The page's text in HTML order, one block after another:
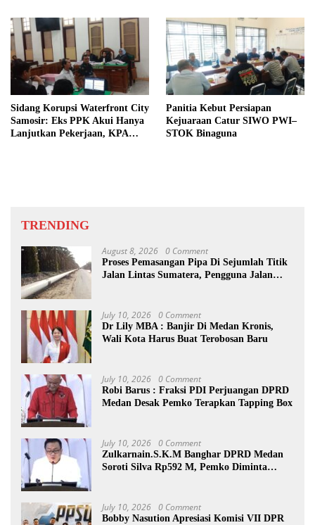
Sidang Korupsi Waterfront City
Samosir: Eks PPK Akui Hanya
Lanjutkan Pekerjaan, KPA
Panitia Kebut Persiapan
Kejuaraan Catur SIWO PWI–
STOK Binaguna
TRENDING
August 8, 2026 0 Comment
Proses Pemasangan Pipa Di Sejumlah Titik
Jalan Lintas Sumatera, Pengguna Jalan
July 10, 2026 0 Comment
Dr Lily MBA : Banjir Di Medan Kronis,
Wali Kota Harus Buat Terobosan Baru
July 10, 2026 0 Comment
Robi Barus : Fraksi PDI Perjuangan DPRD
Medan Desak Pemko Terapkan Tapping Box
July 10, 2026 0 Comment
Zulkarnain.S.K.M Banghar DPRD Medan
Soroti Silva Rp592 M, Pemko Diminta
July 10, 2026 0 Comment
Bobby Nasution Apresiasi Komisi VII DPR